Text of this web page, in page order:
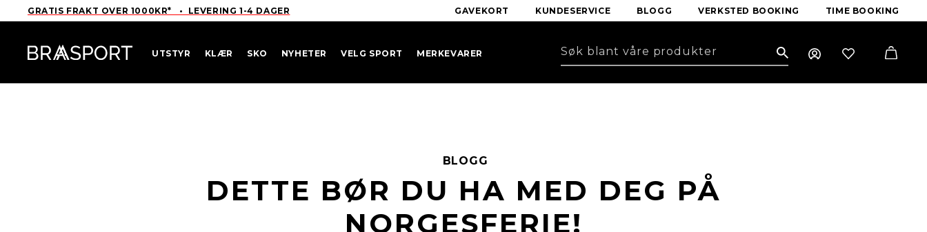
GRATIS FRAKT OVER 1000KR* • LEVERING 1-4 DAGER GAVEKORT KUNDESERVICE BLOGG VERKSTED BOOKING TIME BOOKING
UTSTYR KLÆR SKO NYHETER VELG SPORT MERKEVARER Search
BLOGG
DETTE BØR DU HA MED DEG PÅ
NORGESFERIE!